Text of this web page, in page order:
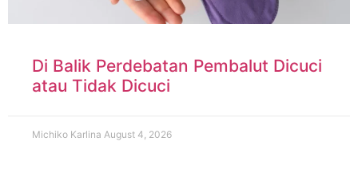
Di Balik Perdebatan Pembalut Dicuci
atau Tidak Dicuci
Michiko Karlina August 4, 2026